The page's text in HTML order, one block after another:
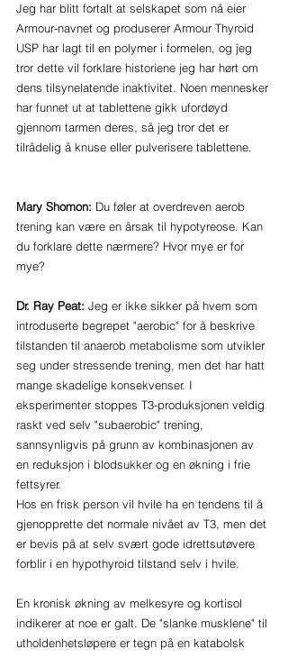
Jeg har blitt fortalt at selskapet som nå eier
Armour-navnet og produserer Armour Thyroid
USP har lagt til en polymer i formelen, og jeg
tror dette vil forklare historiene jeg har hørt om
dens tilsynelatende inaktivitet. Noen mennesker
har funnet ut at tablettene gikk ufordøyd
gjennom tarmen deres, så jeg tror det er
tilrådelig å knuse eller pulverisere tablettene.
Mary Shomon: Du føler at overdreven aerob
trening kan være en årsak til hypotyreose. Kan
du forklare dette nærmere? Hvor mye er for
mye?
Dr. Ray Peat: Jeg er ikke sikker på hvem som
introduserte begrepet "aerobic" for å beskrive
tilstanden til anaerob metabolisme som utvikler
seg under stressende trening, men det har hatt
mange skadelige konsekvenser. I
eksperimenter stoppes T3-produksjonen veldig
raskt ved selv "subaerobic" trening,
sannsynligvis på grunn av kombinasjonen av
en reduksjon i blodsukker og en økning i frie
fettsyrer.
Hos en frisk person vil hvile ha en tendens til å
gjenopprette det normale nivået av T3, men det
er bevis på at selv svært gode idrettsutøvere
forblir i en hypothyroid tilstand selv i hvile.
En kronisk økning av melkesyre og kortisol
indikerer at noe er galt. De "slanke musklene" til
utholdenhetsløpere er tegn på en katabolsk